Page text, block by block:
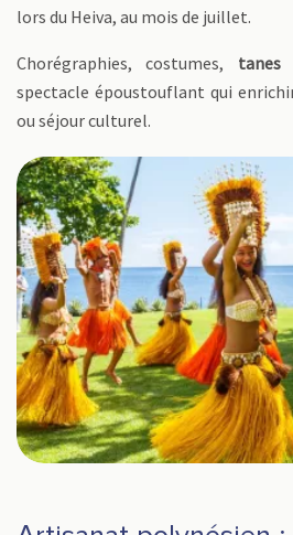
lors du Heiva, au mois de juillet.
Chorégraphies, costumes, tanes
spectacle époustouflant qui
ou séjour culturel.